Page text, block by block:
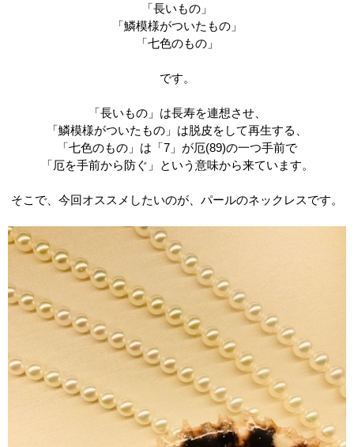
「長いもの」
「鱗模様がついたもの」
「七色のもの」
です。
「長いもの」は長寿を連想させ、
「鱗模様がついたもの」は脱皮をして再生する、
「七色のもの」は「7」が厄(89)の一つ手前で
「厄を手前から防ぐ」という意味から来ています。
そこで、今回オススメしたいのが、パールのネックレスです。